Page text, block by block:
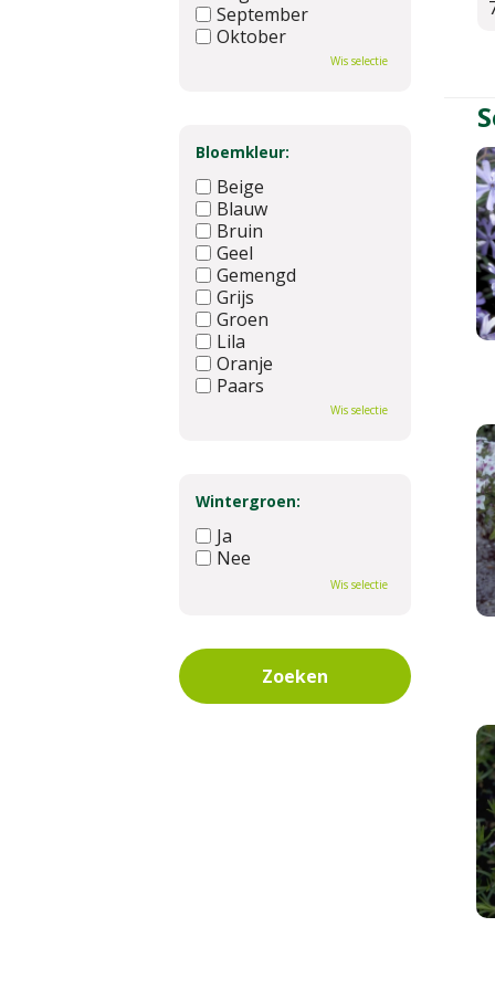
September
Oktober
Wis selectie
Bloemkleur:
Beige
Blauw
Bruin
Geel
Gemengd
Grijs
Groen
Lila
Oranje
Paars
Wis selectie
Wintergroen:
Ja
Nee
Wis selectie